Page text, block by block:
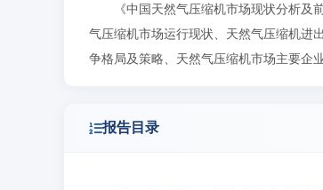
《中国天然气压缩机市场现状分析
气压缩机市场运行现状、天然气压缩机进
争格局及策略、天然气压缩机市场主要企
报告目录